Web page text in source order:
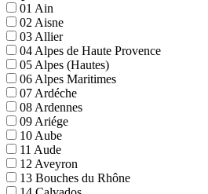
01 Ain
02 Aisne
03 Allier
04 Alpes de Haute Provence
05 Alpes (Hautes)
06 Alpes Maritimes
07 Ardéche
08 Ardennes
09 Ariége
10 Aube
11 Aude
12 Aveyron
13 Bouches du Rhône